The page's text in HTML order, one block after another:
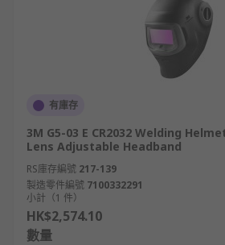
有庫存
3M G5-03 E CR2032 Welding
Lens Adjustable Headband
RS庫存編號 217-139
製造零件編號 7100332291
小計（1 件）
HK$2,574.10
數量